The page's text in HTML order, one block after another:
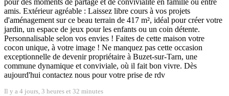
pour des moments de partage et de convivialité en famille ou entre
amis. Extérieur agréable : Laissez libre cours à vos projets
d'aménagement sur ce beau terrain de 417 m², idéal pour créer votre
jardin, un espace de jeux pour les enfants ou un coin détente.
Personnalisable selon vos envies ! Faites de cette maison votre
cocon unique, à votre image ! Ne manquez pas cette occasion
exceptionnelle de devenir propriétaire à Buzet-sur-Tarn, une
commune dynamique et conviviale, où il fait bon vivre. Dès
aujourd'hui contactez nous pour votre prise de rdv
Il y a 4 jours, 3 heures et 32 minutes